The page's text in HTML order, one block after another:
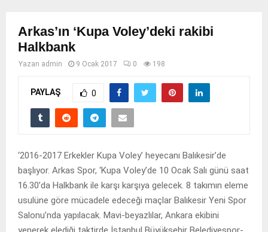
Arkas’ın ‘Kupa Voley’deki rakibi
Halkbank
Yazan admin 9 Ocak 2017 0 198
PAYLAŞ 0
‘2016-2017 Erkekler Kupa Voley’ heyecanı Balıkesir’de
başlıyor. Arkas Spor, ‘Kupa Voley’de 10 Ocak Salı günü saat
16.30’da Halkbank ile karşı karşıya gelecek. 8 takımın eleme
usulüne göre mücadele edeceği maçlar Balıkesir Yeni Spor
Salonu’nda yapılacak. Mavi-beyazlılar, Ankara ekibini